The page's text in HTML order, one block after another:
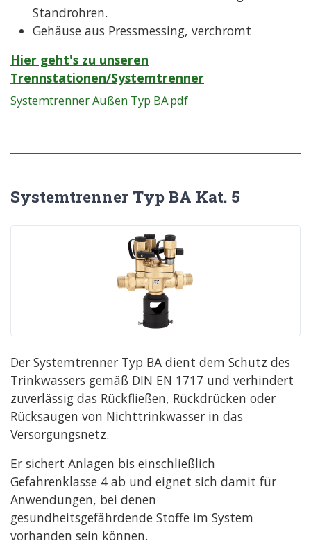
Standrohren.
Gehäuse aus Pressmessing, verchromt
Hier geht's zu unseren
Trennstationen/Systemtrenner
Systemtrenner Außen Typ BA.pdf
Systemtrenner Typ BA Kat. 5
Der Systemtrenner Typ BA dient dem Schutz des
Trinkwassers gemäß DIN EN 1717 und verhindert
zuverlässig das Rückfließen, Rückdrücken oder
Rücksaugen von Nichttrinkwasser in das
Versorgungsnetz.
Er sichert Anlagen bis einschließlich
Gefahrenklasse 4 ab und eignet sich damit für
Anwendungen, bei denen
gesundheitsgefährdende Stoffe im System
vorhanden sein können.